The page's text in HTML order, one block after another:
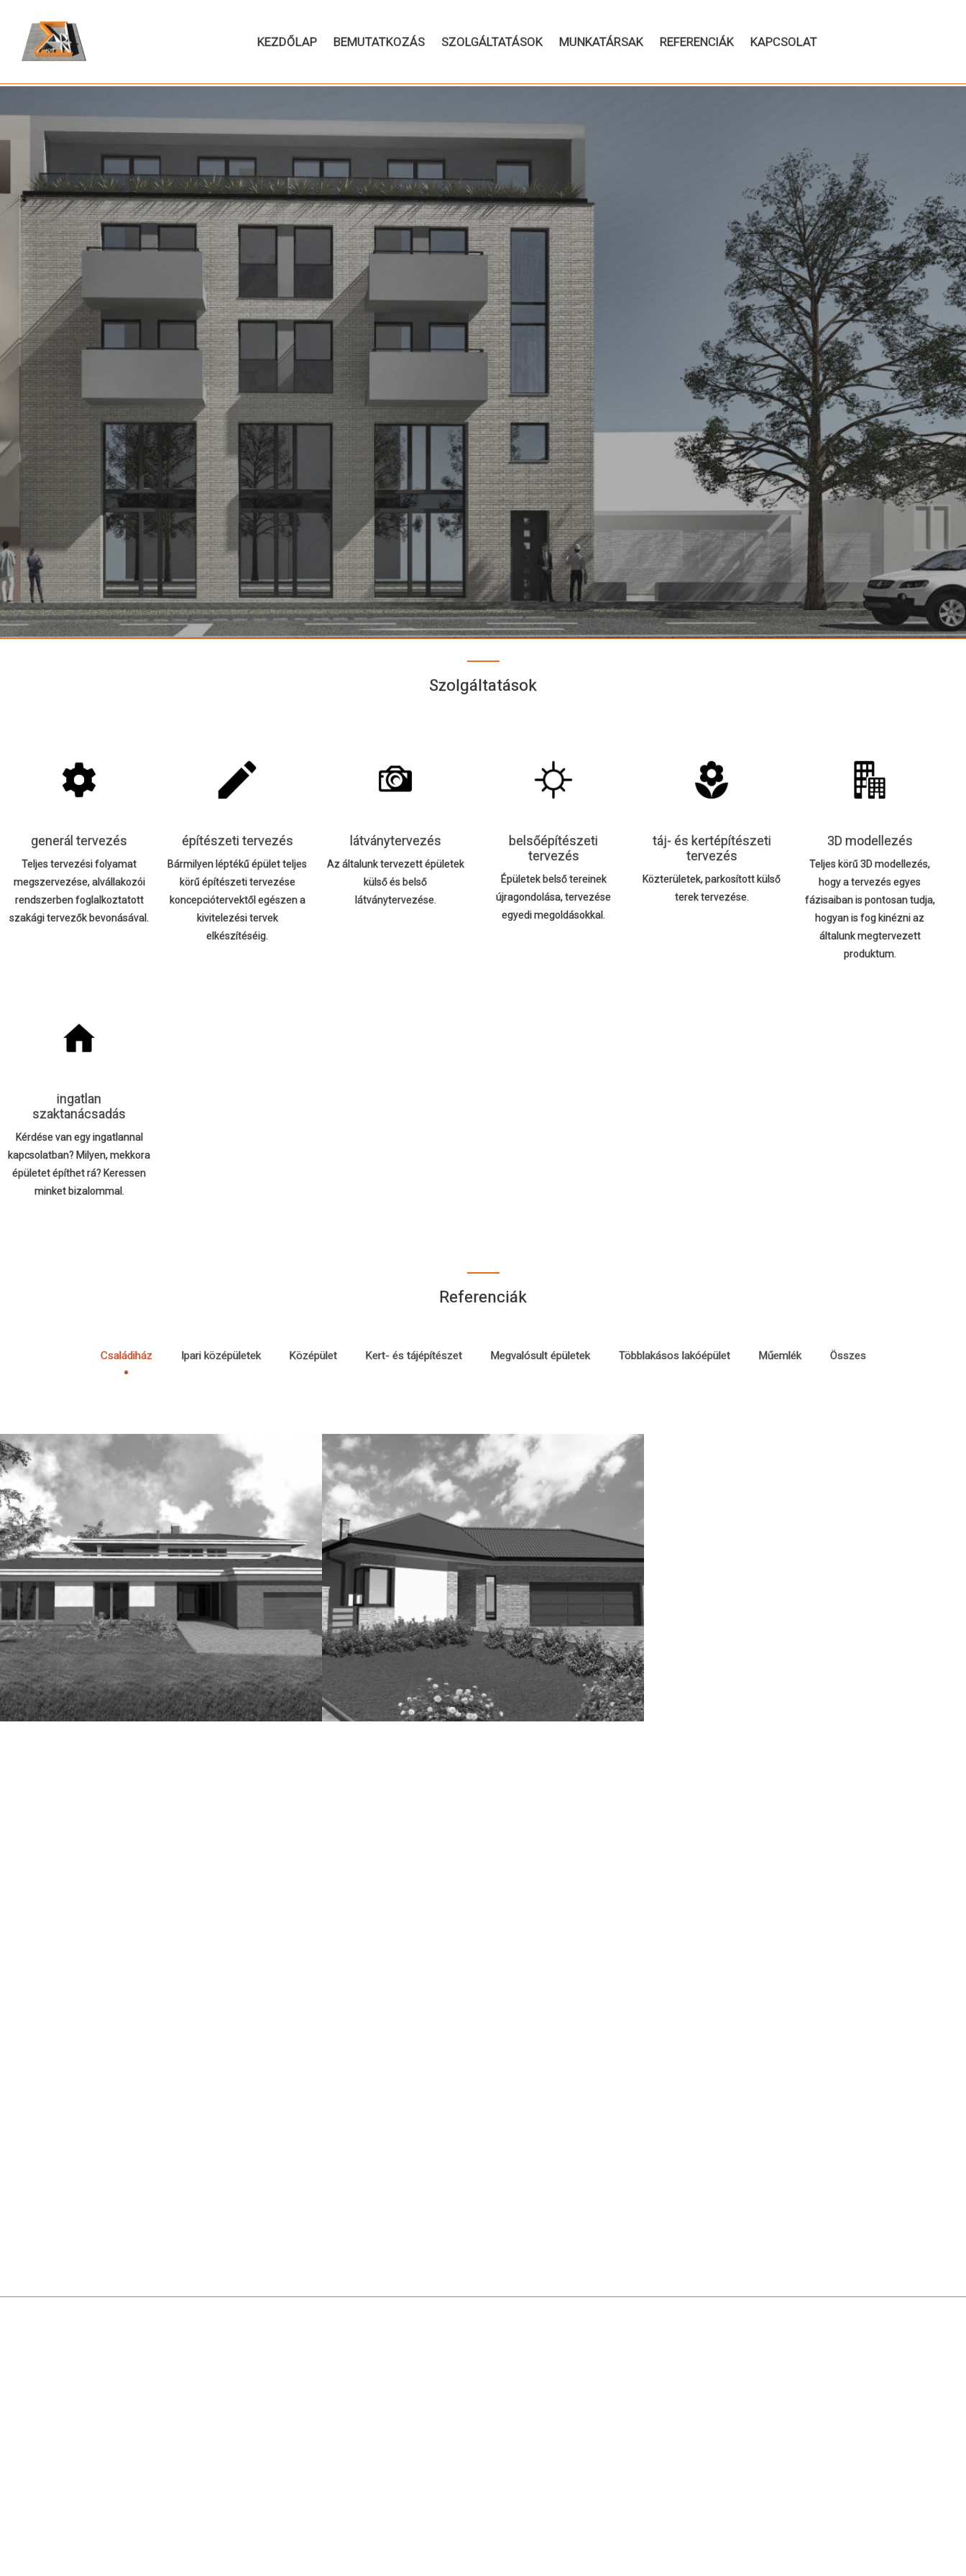
KEZDŐLAP BEMUTATKOZÁS SZOLGÁLTATÁSOK MUNKATÁRSAK REFERENCIÁK KAPCSOLAT
Szolgáltatások
generál tervezés
Teljes tervezési folyamat
megszervezése, alvállakozói
rendszerben foglalkoztatott
szakági tervezők bevonásával.
építészeti tervezés
Bármilyen léptékű épület teljes
körű építészeti tervezése
koncepciótervektől egészen a
kivitelezési tervek
elkészítéséig.
látványtervezés
Az általunk tervezett épületek
külső és belső
látványtervezése.
belsőépítészeti
tervezés
Épületek belső tereinek
újragondolása, tervezése
egyedi megoldásokkal.
táj- és kertépítészeti
tervezés
Közterületek, parkosított külső
terek tervezése.
3D modellezés
Teljes körű 3D modellezés,
hogy a tervezés egyes
fázisaiban is pontosan tudja,
hogyan is fog kinézni az
általunk megtervezett
produktum.
ingatlan
szaktanácsadás
Kérdése van egy ingatlannal
kapcsolatban? Milyen, mekkora
épületet építhet rá? Keressen
minket bizalommal.
Referenciák
Családiház Ipari középületek Középület Kert- és tájépítészet Megvalósult épületek Többlakásos lakóépület Műemlék Összes